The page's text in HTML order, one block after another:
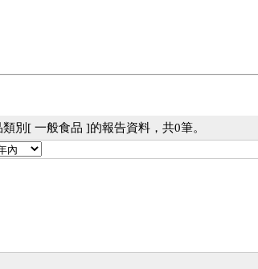
別[ 一般食品 ]的報告資料，共0筆。